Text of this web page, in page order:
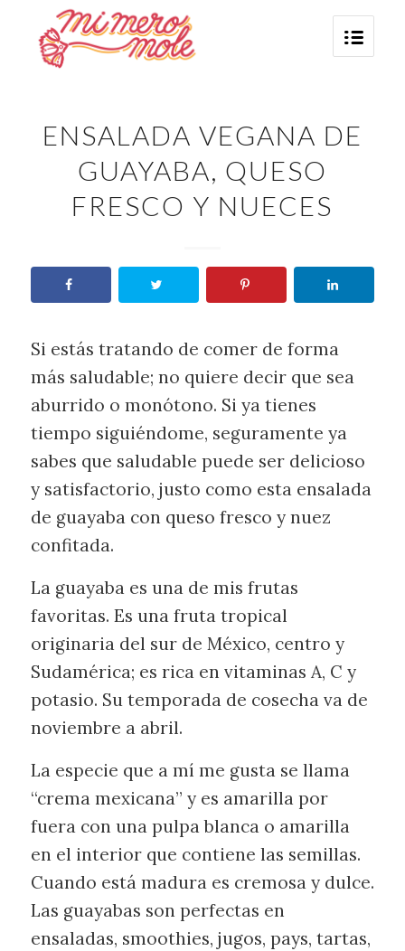
ENSALADA VEGANA DE
GUAYABA, QUESO
FRESCO Y NUECES
Si estás tratando de comer de forma
más saludable; no quiere decir que sea
aburrido o monótono. Si ya tienes
tiempo siguiéndome, seguramente ya
sabes que saludable puede ser delicioso
y satisfactorio, justo como esta ensalada
de guayaba con queso fresco y nuez
confitada.
La guayaba es una de mis frutas
favoritas. Es una fruta tropical
originaria del sur de México, centro y
Sudamérica; es rica en vitaminas A, C y
potasio. Su temporada de cosecha va de
noviembre a abril.
La especie que a mí me gusta se llama
“crema mexicana” y es amarilla por
fuera con una pulpa blanca o amarilla
en el interior que contiene las semillas.
Cuando está madura es cremosa y dulce.
Las guayabas son perfectas en
ensaladas, smoothies, jugos, pays, tartas,